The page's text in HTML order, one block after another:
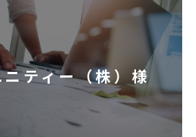
ニティー（株）様